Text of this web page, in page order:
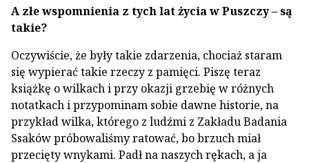
A złe wspomnienia z tych lat życia w Puszczy – są
takie?
Oczywiście, że były takie zdarzenia, chociaż staram
się wypierać takie rzeczy z pamięci. Piszę teraz
książkę o wilkach i przy okazji grzebię w różnych
notatkach i przypominam sobie dawne historie, na
przykład wilka, którego z ludźmi z Zakładu Badania
Ssaków próbowaliśmy ratować, bo brzuch miał
przecięty wnykami. Padł na naszych rękach, a ja